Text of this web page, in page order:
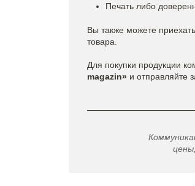
Печать либо
Вы также можете
товара.
Для покупки продукции
magazin» и отправляйте